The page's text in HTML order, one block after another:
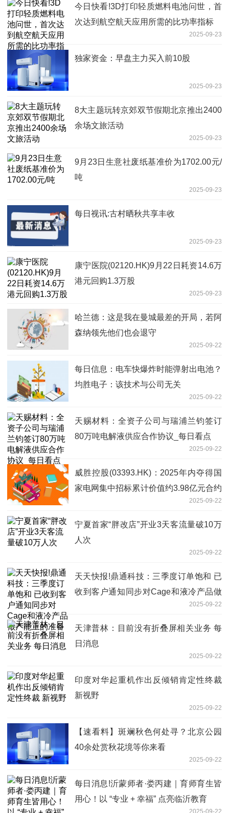
今日快看!3D打印轻质燃料电池问世，首
次达到航空航天应用所需的比功率指标
2025-09-23
独家资金：早盘主力买入前10股
2025-09-23
8大主题玩转京郊双节假期北京推出2400
余场文旅活动
2025-09-23
9月23日生意社废纸基准价为1702.00元/
吨
2025-09-23
每日视讯:古村晒秋共享丰收
2025-09-23
康宁医院(02120.HK)9月22日耗资14.6万
港元回购1.3万股
2025-09-23
哈兰德：这是我在曼城最差的开局，若阿
森纳领先他们也会退守
2025-09-22
每日信息：电车快爆炸时能弹射出电池？
均胜电子：该技术与公司无关
2025-09-22
天赐材料：全资子公司与瑞浦兰钧签订
80万吨电解液供应合作协议_每日看点
2025-09-22
威胜控股(03393.HK)：2025年内夺得国
家电网集中招标累计价值约3.98亿元合约
2025-09-22
宁夏首家“胖改店”开业3天客流量破10万
人次
2025-09-22
天天快报!鼎通科技：三季度订单饱和 已
收到客户通知同步对Cage和液冷产品做
2025-09-22
天津普林：目前没有折叠屏相关业务 每
日消息
2025-09-22
印度对华起重机作出反倾销肯定性终裁
新视野
2025-09-22
【速看料】斑斓秋色何处寻？北京公园
40余处赏秋花境等你来看
2025-09-22
每日消息!沂蒙师者·娄丙建｜育师育生皆
用心！以 “专业 + 幸福” 点亮临沂教育
2025-09-22